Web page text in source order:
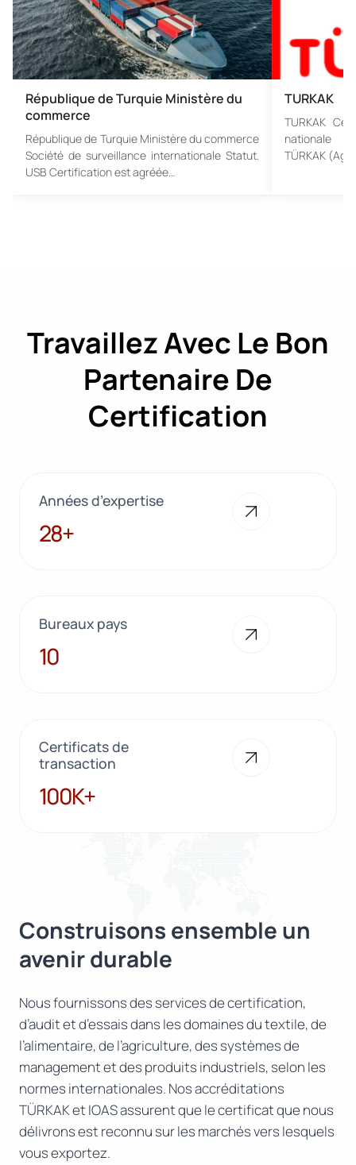
République de Turquie Ministère du
commerce
République de Turquie Ministère du commerce
Société de surveillance internationale Statut.
USB Certification est agréée…
TURKAK
TURKAK
nationale
TÜRKAK
Travaillez Avec Le Bon
Partenaire De
Certification
Années d’expertise
28+
28+
Bureaux pays
10
10
Certificats de
transaction
100K+
100K+
Construisons ensemble un
avenir durable
Nous fournissons des services de certification,
d’audit et d’essais dans les domaines du textile, de
l’alimentaire, de l’agriculture, des systèmes de
management et des produits industriels, selon les
normes internationales. Nos accréditations
TÜRKAK et IOAS assurent que le certificat que nous
délivrons est reconnu sur les marchés vers lesquels
vous exportez.